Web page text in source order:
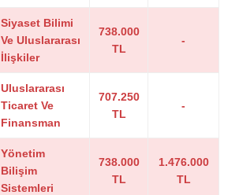
Siyaset Bilimi
Ve Uluslararası
İlişkiler
738.000
TL
-
Uluslararası
Ticaret Ve
Finansman
707.250
TL
-
Yönetim
Bilişim
Sistemleri
738.000
TL
1.476.000
TL